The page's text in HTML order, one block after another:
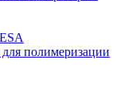
полимеризации